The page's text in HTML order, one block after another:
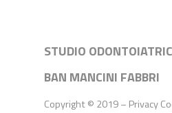
STUDIO
BAN MANCINI FABBRI
Copyright © 2019 – Privacy